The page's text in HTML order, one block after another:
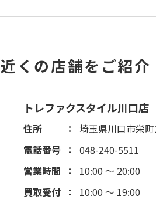
近くの店舗をご紹介
トレファクスタイル川口店
住所
埼玉県川口市栄
電話番号
048-240-5511
営業時間
10:00 ～ 20:00
買取受付
10:00 ～ 19:00